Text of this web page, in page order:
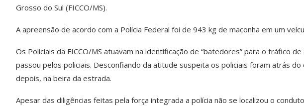
Grosso do Sul (FICCO/MS).
A apreensão de acordo com a Polícia Federal foi de 943 kg de maconha em um
Os Policiais da FICCO/MS atuavam na identificação de “batedores” para o tráfico
passou pelos policiais. Desconfiando da atitude suspeita os policiais foram atrás
depois, na beira da estrada.
Apesar das diligências feitas pela força integrada a polícia não se localizou o